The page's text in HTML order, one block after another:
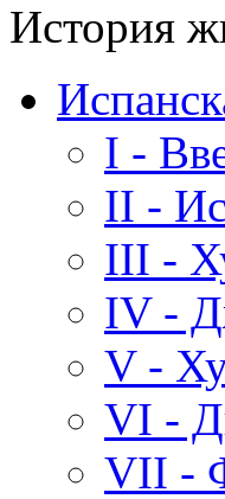
История
I -
II -
III -
IV -
V -
VI -
VII -